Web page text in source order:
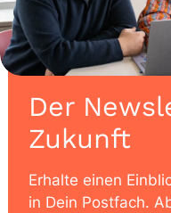
Der
Zukunft
Erhalte einen
in Dein Postfach.